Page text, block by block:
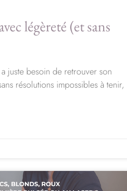
légèreté (et sans
juste besoin de retrouver son
résolutions impossibles à tenir,